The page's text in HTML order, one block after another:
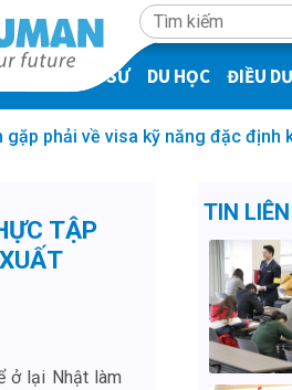
KỸ SƯ DU HỌC ĐIỀU
phải về visa kỹ năng đặc định
TẬP
ở lại Nhật làm
TIN